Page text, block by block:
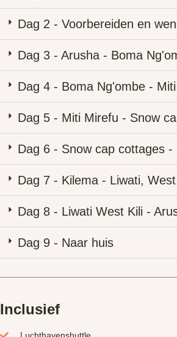
Dag 2 - Voorbereiden en
Dag 3 - Arusha - Boma
Dag 4 - Boma Ng'ombe -
Dag 5 - Miti Mirefu - Snow
Dag 6 - Snow cap cottages -
Dag 7 - Kilema - Liwati,
Dag 8 - Liwati West Kili -
Dag 9 - Naar huis
Inclusief
Luchthavenshuttle